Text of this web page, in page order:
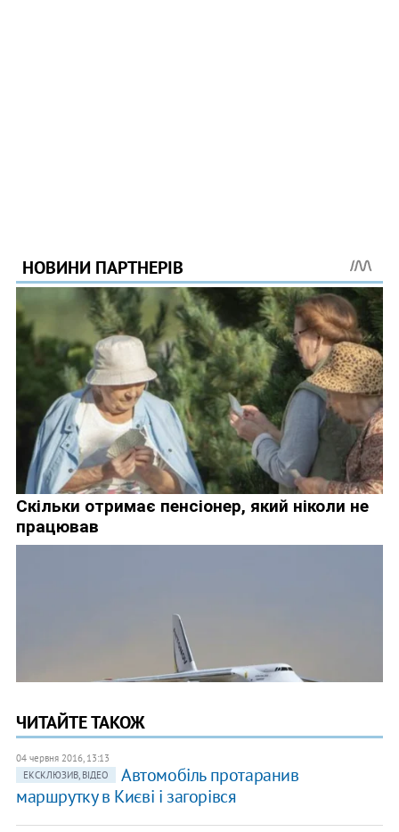
ЧИТАЙТЕ ТАКОЖ
04 червня 2016, 13:13
ЕКСКЛЮЗИВ, ВІДЕО
Автомобіль протаранив
маршрутку в Києві і загорівся